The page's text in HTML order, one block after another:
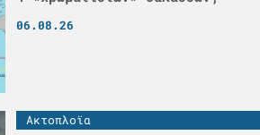
06.08.26
Ακτοπλοϊα